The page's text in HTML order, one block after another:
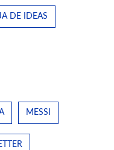
DE IDEAS
MESSI